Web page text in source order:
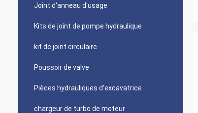
Joint d'anneau d'usage
Kits de joint de pompe hydraulique
kit de joint circulaire
Poussoir de valve
Pièces hydrauliques d'excavatrice
chargeur de turbo de moteur